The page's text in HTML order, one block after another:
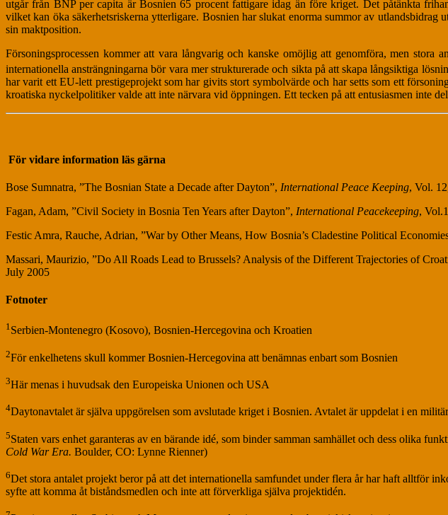
utgår från BNP per capita är Bosnien 65 procent fattigare idag än före kriget. Det påtänkta
vilket kan öka säkerhetsriskerna ytterligare. Bosnien har slukat enorma summor av
sin maktposition.
Försoningsprocessen kommer att vara långvarig och kanske omöjlig att genomföra, men
internationella ansträngningarna bör vara mer strukturerade och sikta på att skapa långsiktiga
har varit ett EU-lett prestigeprojekt som har givits stort symbolvärde och har setts som ett
kroatiska nyckelpolitiker valde att inte närvara vid öppningen. Ett tecken på att entusiasmen inte
För vidare information läs gärna
Bose Sumnatra, ”The Bosnian State a Decade after Dayton”, International Peace Keeping, Vol.
Fagan, Adam, ”Civil Society in Bosnia Ten Years after Dayton”, International Peacekeeping,
Festic Amra, Rauche, Adrian, ”War by Other Means, How Bosnia’s Cladestine Political
Massari, Maurizio, ”Do All Roads Lead to Brussels? Analysis of the Different Trajectories of
July 2005
Fotnoter
1Serbien-Montenegro (Kosovo), Bosnien-Hercegovina och Kroatien
2För enkelhetens skull kommer Bosnien-Hercegovina att benämnas enbart som Bosnien
3Här menas i huvudsak den Europeiska Unionen och USA
4Daytonavtalet är själva uppgörelsen som avslutade kriget i Bosnien. Avtalet är uppdelat i en
5Staten vars enhet garanteras av en bärande idé, som binder samman samhället och dess olika
Cold War Era. Boulder, CO: Lynne Rienner)
6Det stora antalet projekt beror på att det internationella samfundet under flera år har haft alltför
syfte att komma åt biståndsmedlen och inte att förverkliga själva projektidén.